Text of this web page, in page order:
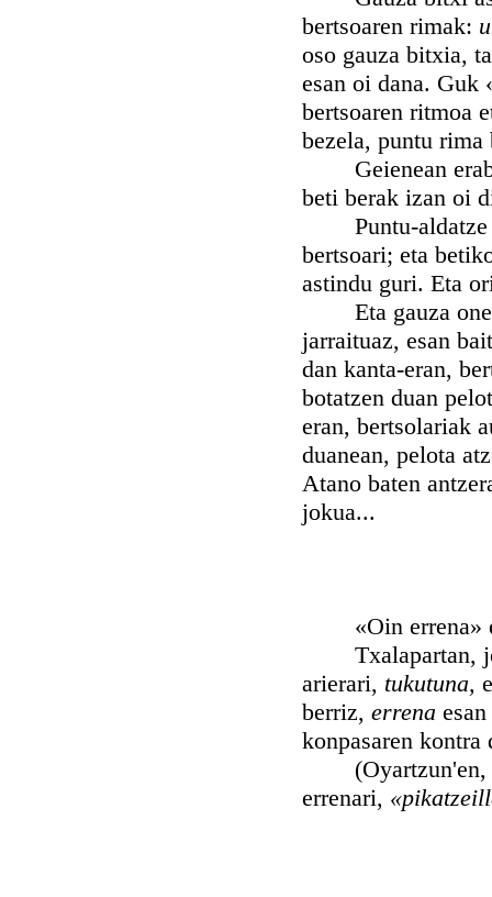
bertsoaren rimak:
oso gauza bitxia,
esan oi dana. Guk
bertsoaren ritmoa
bezela, puntu rima
Geienean
beti berak izan oi
Puntu-aldatze
bertsoari; eta
astindu guri. Eta
Eta gauza onen
jarraituaz, esan
dan kanta-eran,
botatzen duan
eran, bertsolariak
duanean, pelota
Atano baten
jokua...
«Oin errena»
Txalapartan,
arierari, tukutuna,
berriz, errena
konpasaren
(Oyartzun'en,
errenari,